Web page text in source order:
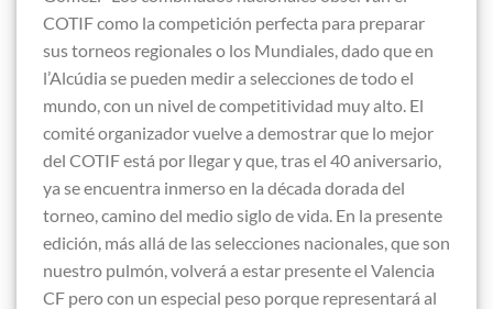
COTIF como la competición perfecta para preparar
sus torneos regionales o los Mundiales, dado que en
l’Alcúdia se pueden medir a selecciones de todo el
mundo, con un nivel de competitividad muy alto. El
comité organizador vuelve a demostrar que lo mejor
del COTIF está por llegar y que, tras el 40 aniversario,
ya se encuentra inmerso en la década dorada del
torneo, camino del medio siglo de vida. En la presente
edición, más allá de las selecciones nacionales, que son
nuestro pulmón, volverá a estar presente el Valencia
CF pero con un especial peso porque representará al